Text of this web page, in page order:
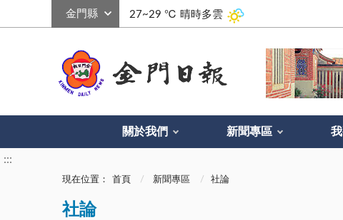
27~29 ℃ 晴時多雲
關於我們 新聞專區
:::
現在位置： 首頁 新聞專區 社論
社論